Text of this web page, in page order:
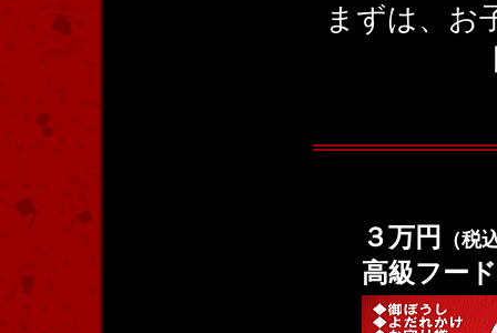
まずは、お
３万円 （税
高級フー